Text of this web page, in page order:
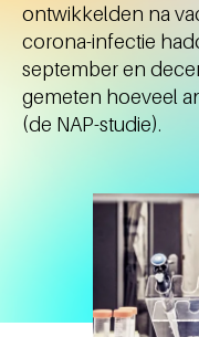
ontwikkelden na
corona-infectie
september en
gemeten hoeveel
(de NAP-studie).